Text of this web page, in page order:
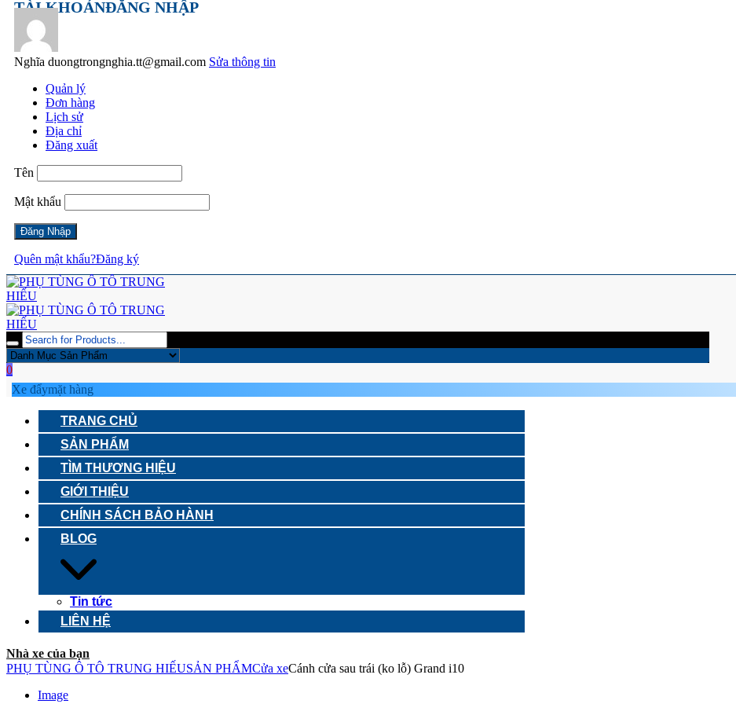
TÀI KHOẢNĐĂNG NHẬP
Nghĩa duongtrongnghia.tt@gmail.com Sửa thông tin
Quản lý
Đơn hàng
Lịch sử
Địa chỉ
Đăng xuất
Tên
Mật khẩu
Quên mật khẩu?Đăng ký
0
Xe đẩymặt hàng
TRANG CHỦ
SẢN PHẨM
TÌM THƯƠNG HIỆU
GIỚI THIỆU
CHÍNH SÁCH BẢO HÀNH
BLOG
Tin tức
LIÊN HỆ
Nhà xe của bạn
PHỤ TÙNG Ô TÔ TRUNG HIẾUSẢN PHẨMCửa xeCánh cửa sau trái (ko lỗ) Grand i10
Image